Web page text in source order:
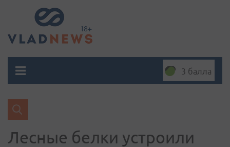
3 балла
Лесные белки устроили